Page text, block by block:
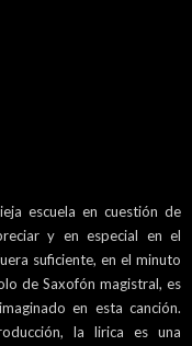
escuela en cuestión de
y en especial en el
suficiente, en el minuto
de Saxofón magistral, es
en esta canción.
la lirica es una